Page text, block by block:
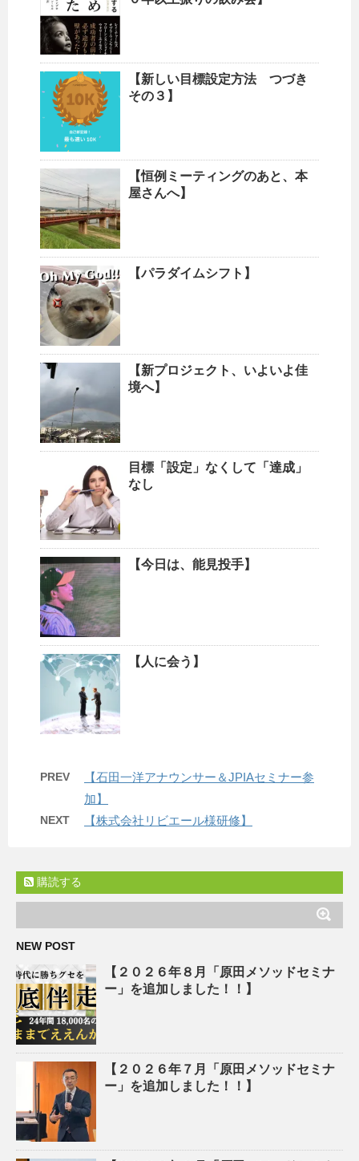
【新しい目標設定方法 つづき
その３】
【恒例ミーティングのあと、本
屋さんへ】
【パラダイムシフト】
【新プロジェクト、いよいよ佳
境へ】
目標「設定」なくして「達成」
なし
【今日は、能見投手】
【人に会う】
PREV
【石田一洋アナウンサー＆JPIAセミナー参
加】
NEXT 【株式会社リビエール様研修】
購読する
NEW POST
【２０２６年８月「原田メソッドセミナ
ー」を追加しました！！】
【２０２６年７月「原田メソッドセミナ
ー」を追加しました！！】